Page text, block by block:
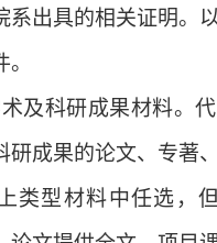
系出具的相关证明。
及科研成果材料。
研成果的论文、专著
类型材料中任选，